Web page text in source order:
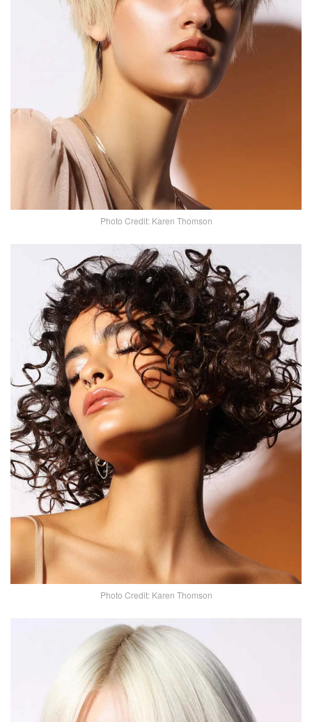
Photo Credit: Karen Thomson
Photo Credit: Karen Thomson